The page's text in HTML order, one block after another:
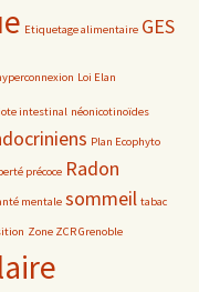
Etiquetage alimentaire GES
Loi Elan
intestinal néonicotinoïdes
Plan Ecophyto
précoce Radon
mentale sommeil tabac
Zone ZCR Grenoble